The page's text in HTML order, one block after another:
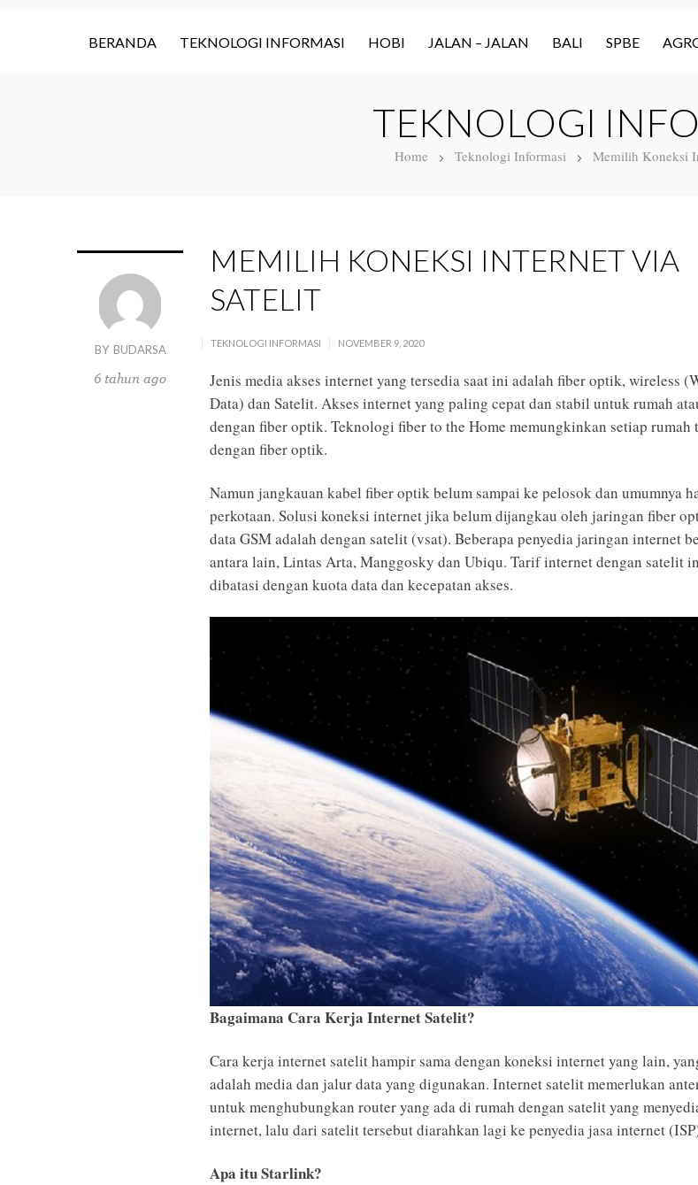
BERANDA TEKNOLOGI INFORMASI HOBI JALAN – JALAN BALI SPBE
TEKNOLOGI
Home Teknologi Informasi Memilih Koneksi
BY BUDARSA
6 tahun ago
MEMILIH KONEKSI INTERNET VIA
SATELIT
TEKNOLOGI INFORMASI NOVEMBER 9, 2020
Jenis media akses internet yang tersedia saat ini adalah fiber optik, wireless
Data) dan Satelit. Akses internet yang paling cepat dan stabil untuk rumah
dengan fiber optik. Teknologi fiber to the Home memungkinkan setiap rumah
dengan fiber optik.
Namun jangkauan kabel fiber optik belum sampai ke pelosok dan umumnya
perkotaan. Solusi koneksi internet jika belum dijangkau oleh jaringan fiber
data GSM adalah dengan satelit (vsat). Beberapa penyedia jaringan internet
antara lain, Lintas Arta, Manggosky dan Ubiqu. Tarif internet dengan satelit
dibatasi dengan kuota data dan kecepatan akses.
Bagaimana Cara Kerja Internet Satelit?
Cara kerja internet satelit hampir sama dengan koneksi internet yang lain,
adalah media dan jalur data yang digunakan. Internet satelit memerlukan
untuk menghubungkan router yang ada di rumah dengan satelit yang
internet, lalu dari satelit tersebut diarahkan lagi ke penyedia jasa internet
Apa itu Starlink?